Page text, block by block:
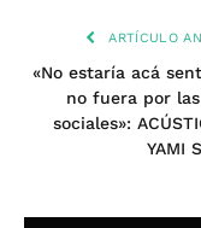
ARTÍCULO
«No estaría acá
no fuera por
sociales»:
YAMI